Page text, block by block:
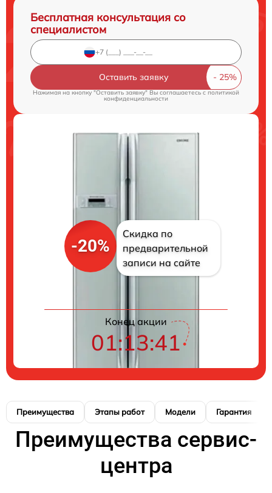
Бесплатная консультация со
специалистом
Оставить заявку
Нажимая на кнопку "Оставить заявку" Вы соглашаетесь cполитикой
конфиденциальности
-20%
Скидка по
предварительной
записи на сайте
Конец акции
01:13:41
Преимущества Этапы работ Модели Гарантия
Преимущества сервис-
центра